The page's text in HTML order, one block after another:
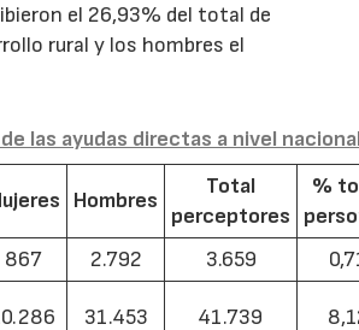
el 26,93% del total de
rural y los hombres el
las ayudas directas a nivel
Hombres
Total
perceptores
%
867 2.792 3.659
31.453 41.739